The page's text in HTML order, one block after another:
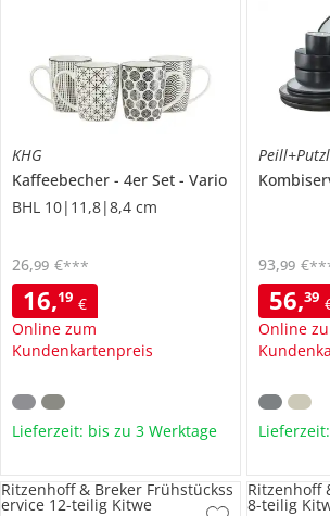
KHG
Kaffeebecher
4er Set
Vario
BHL 10|11,8|8,4 cm
16,19 €
Online zum
Kundenkartenpreis
26,99 €***
Lieferzeit: bis zu 3 Werktage
56,39
Online
93,99 €
Ritzenhoff & Breker Frühstückss
ervice 12-teilig Kitwe
Ritzenhoff
8-teilig